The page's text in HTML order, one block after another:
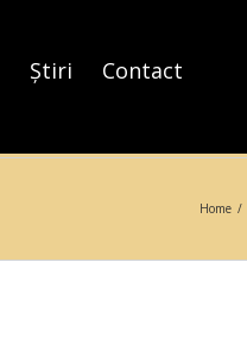
Știri Contact
Home /